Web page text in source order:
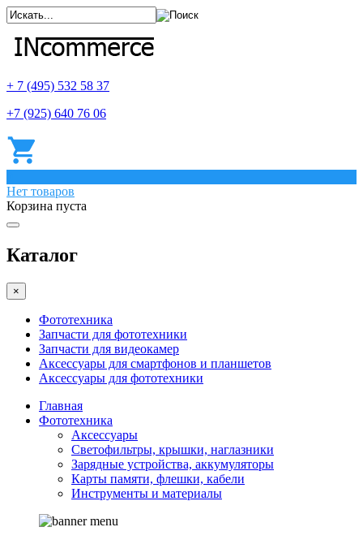
+ 7 (495) 532 58 37
+7 (925) 640 76 06
Нет товаров
Корзина пуста
Каталог
×
Фототехника
Запчасти для фототехники
Запчасти для видеокамер
Аксессуары для смартфонов и планшетов
Аксессуары для фототехники
Главная
Фототехника
Аксессуары
Светофильтры, крышки, наглазники
Зарядные устройства, аккумуляторы
Карты памяти, флешки, кабели
Инструменты и материалы